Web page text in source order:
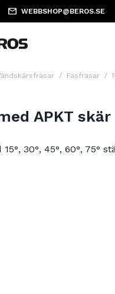
WEBBSHOP@BEROS.SE
Fasfräsar
APKT skär
30°, 45°, 60°, 75°